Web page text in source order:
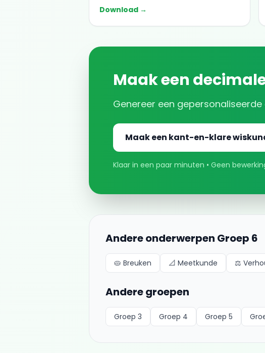
Download →
Maak een
Genereer een gepersonaliseerde
Maak een kant-en-klare
Klaar in een paar minuten • Geen
Andere onderwerpen Groep 6
🥧 Breuken 📐 Meetkunde ⚖️
Andere groepen
Groep 3 Groep 4 Groep 5